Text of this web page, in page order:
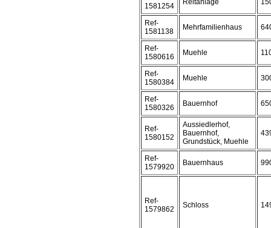
1581254
Reitanlage
Ref-
1581138
Mehrfamilienhaus
Ref-
1580616
Muehle
Ref-
1580384
Muehle
Ref-
1580326
Bauernhof
Ref-
1580152
Aussiedlerhof,
Bauernhof,
Grundstück, Muehle
Ref-
1579920
Bauernhaus
Ref-
1579862
Schloss